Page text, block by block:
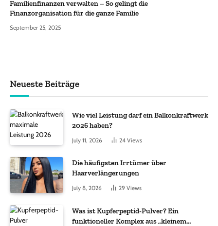
Familienfinanzen verwalten – So gelingt die
Finanzorganisation für die ganze Familie
September 25, 2025
Neueste Beiträge
Wie viel Leistung darf ein Balkonkraftwerk
2026 haben?
July 11, 2026 24 Views
Die häufigsten Irrtümer über
Haarverlängerungen
July 8, 2026 29 Views
Was ist Kupferpeptid-Pulver? Ein
funktioneller Komplex aus „kleinem